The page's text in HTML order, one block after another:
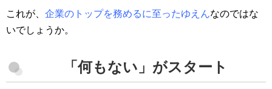
これが、 企業のトップを務めるに至ったゆえんなのではな
いでしょうか。
「何もない」がスタート